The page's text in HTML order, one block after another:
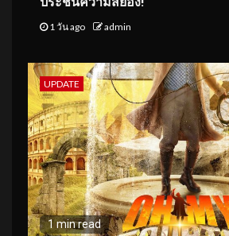
1 วัน ago admin
UPDATE
1 min read